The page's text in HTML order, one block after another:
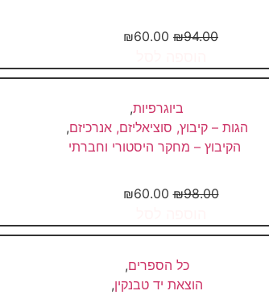
₪94.00
₪60.00
ביוגרפיות,
הגות – קיבוץ, סוציאליזם, אנרכיזם,
הקיבוץ – מחקר היסטורי וחברתי
₪98.00
₪60.00
כל הספרים,
הוצאת יד טבנקין,